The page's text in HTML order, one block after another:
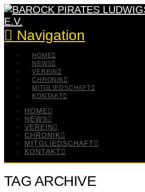
Navigation
HOME
NEWS
VEREIN
CHRONIK
MITGLIEDSCHAFT
KONTAKT
HOME
NEWS
VEREIN
CHRONIK
MITGLIEDSCHAFT
KONTAKT
TAG ARCHIVE